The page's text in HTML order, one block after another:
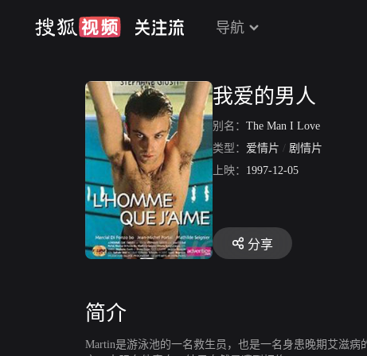
导航
我爱的男人
别名： The Man I Love
类型： 爱情片 / 剧情片
上映： 1997-12-05
分享
简介
Martin是游泳池的一名救生员，也是一名身患晚期艾滋